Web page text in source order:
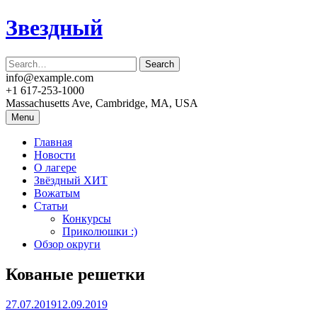
Skip
to
Звездный
info@example.com
+1 617-253-1000
Massachusetts Ave, Cambridge, MA, USA
Menu
Главная
Новости
О лагере
Звёздный ХИТ
Вожатым
Статьи
Конкурсы
Приколюшки :)
Обзор округи
Кованые решетки
27.07.201912.09.2019